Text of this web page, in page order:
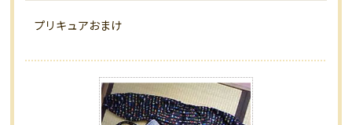
プリキュアおまけ